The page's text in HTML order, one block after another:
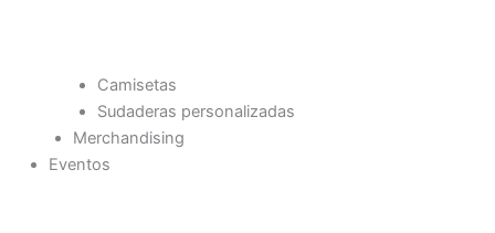
Camisetas
Sudaderas personalizadas
Merchandising
Eventos